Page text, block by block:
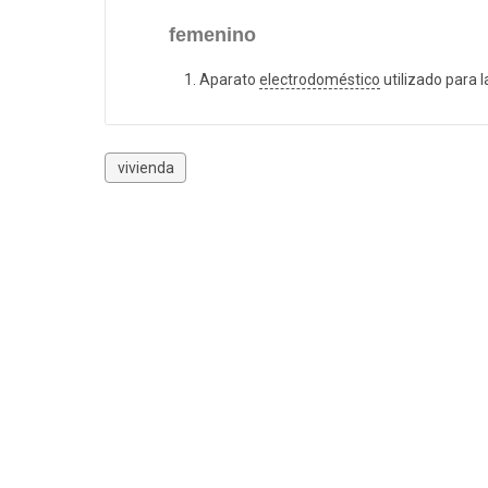
femenino
Aparato electrodoméstico utilizado para
vivienda